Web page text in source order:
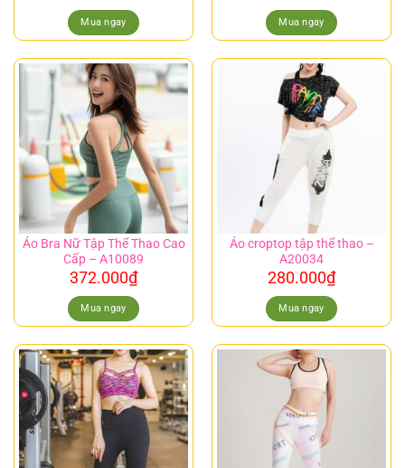
Mua ngay Mua ngay
Áo Bra Nữ Tập Thể Thao Cao
Cấp – A10089
372.000₫
Mua ngay
Áo croptop tập thể thao –
A20034
280.000₫
Mua ngay